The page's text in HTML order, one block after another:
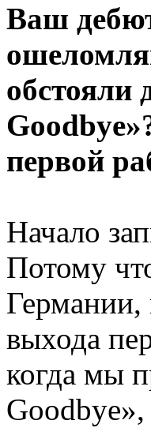
Ваш
обстояли
первой
Начало
Потому
Германии,
выхода
когда мы